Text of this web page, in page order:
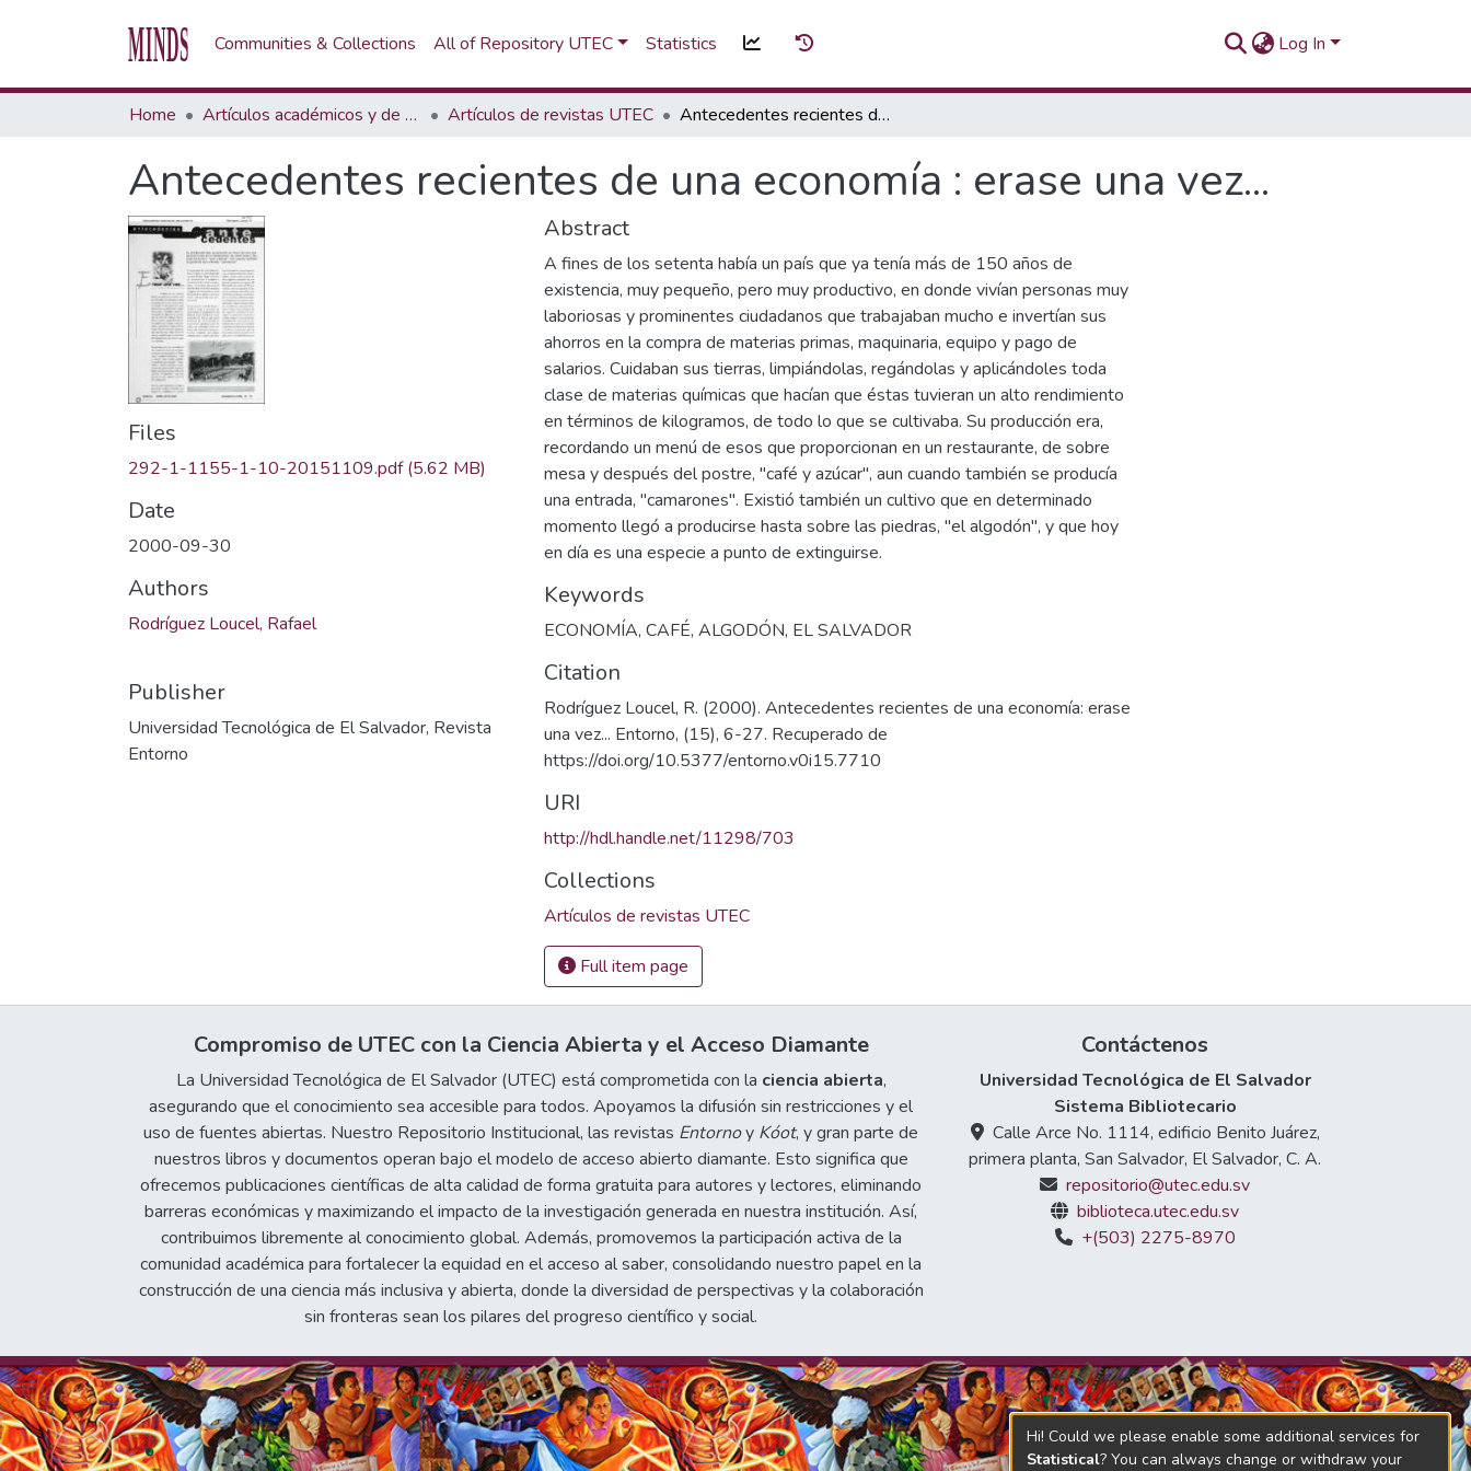
Communities & Collections All of Repository UTEC Statistics Log In
Home Artículos académicos y de opinión Artículos de revistas UTEC Antecedentes recientes de una economía : erase una vez...
Antecedentes recientes de una economía : erase una vez...
Files
292-1-1155-1-10-20151109.pdf(5.62 MB)
Date
2000-09-30
Authors
Rodríguez Loucel, Rafael
Publisher
Universidad Tecnológica de El Salvador, Revista
Entorno
Abstract
A fines de los setenta había un país que ya tenía más de 150 años de
existencia, muy pequeño, pero muy productivo, en donde vivían personas muy
laboriosas y prominentes ciudadanos que trabajaban mucho e invertían sus
ahorros en la compra de materias primas, maquinaria, equipo y pago de
salarios. Cuidaban sus tierras, limpiándolas, regándolas y aplicándoles toda
clase de materias químicas que hacían que éstas tuvieran un alto rendimiento
en términos de kilogramos, de todo lo que se cultivaba. Su producción era,
recordando un menú de esos que proporcionan en un restaurante, de sobre
mesa y después del postre, "café y azúcar", aun cuando también se producía
una entrada, "camarones". Existió también un cultivo que en determinado
momento llegó a producirse hasta sobre las piedras, "el algodón", y que hoy
en día es una especie a punto de extinguirse.
Keywords
ECONOMÍA, CAFÉ, ALGODÓN, EL SALVADOR
Citation
Rodríguez Loucel, R. (2000). Antecedentes recientes de una economía: erase
una vez... Entorno, (15), 6-27. Recuperado de
https://doi.org/10.5377/entorno.v0i15.7710
URI
http://hdl.handle.net/11298/703
Collections
Artículos de revistas UTEC
Full item page
Compromiso de UTEC con la Ciencia Abierta y el Acceso Diamante
La Universidad Tecnológica de El Salvador (UTEC) está comprometida con la ciencia abierta,
asegurando que el conocimiento sea accesible para todos. Apoyamos la difusión sin restricciones y el
uso de fuentes abiertas. Nuestro Repositorio Institucional, las revistas Entornoy Kóot, y gran parte de
nuestros libros y documentos operan bajo el modelo de acceso abierto diamante. Esto significa que
ofrecemos publicaciones científicas de alta calidad de forma gratuita para autores y lectores, eliminando
barreras económicas y maximizando el impacto de la investigación generada en nuestra institución. Así,
contribuimos libremente al conocimiento global. Además, promovemos la participación activa de la
comunidad académica para fortalecer la equidad en el acceso al saber, consolidando nuestro papel en la
construcción de una ciencia más inclusiva y abierta, donde la diversidad de perspectivas y la colaboración
sin fronteras sean los pilares del progreso científico y social.
Contáctenos
Universidad Tecnológica de El Salvador
Sistema Bibliotecario
Calle Arce No. 1114, edificio Benito Juárez,
primera planta, San Salvador, El Salvador, C. A.
repositorio@utec.edu.sv
biblioteca.utec.edu.sv
+(503) 2275-8970
Hi! Could we please enable some additional services for
Statistical? You can always change or withdraw your